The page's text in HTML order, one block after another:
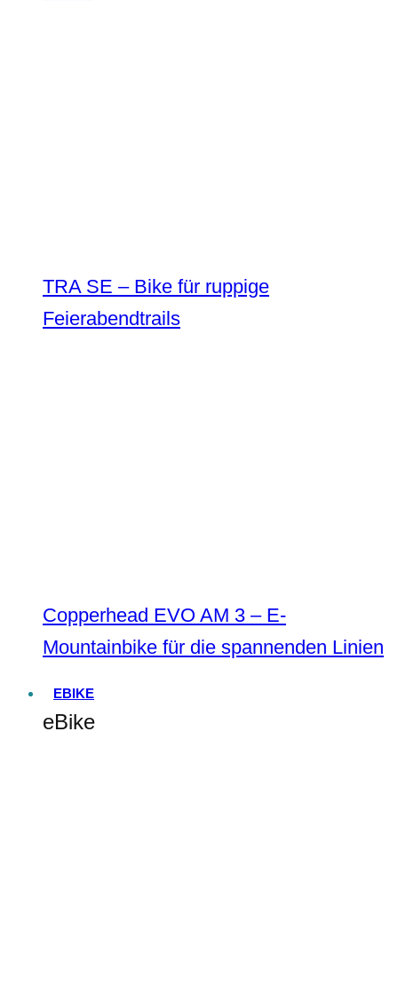
TRA SE – Bike für ruppige
Feierabendtrails
Copperhead EVO AM 3 – E-
Mountainbike für die spannenden Linien
EBIKE
eBike